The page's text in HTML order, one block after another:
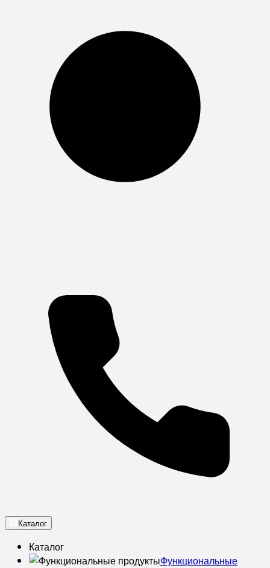
Каталог
Каталог
Функциональные